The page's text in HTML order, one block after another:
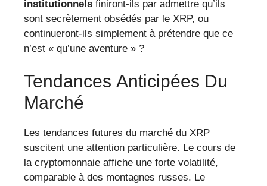
institutionnels finiront-ils par admettre qu’ils
sont secrètement obsédés par le XRP, ou
continueront-ils simplement à prétendre que ce
n’est « qu’une aventure » ?
Tendances Anticipées Du
Marché
Les tendances futures du marché du XRP
suscitent une attention particulière. Le cours de
la cryptomonnaie affiche une forte volatilité,
comparable à des montagnes russes. Le